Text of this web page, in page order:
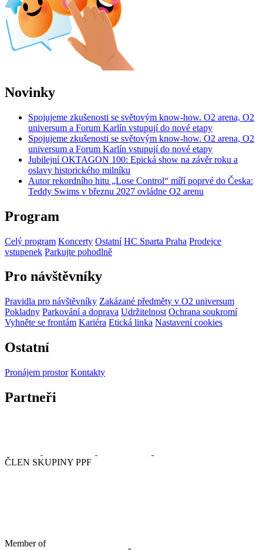
Novinky
Spojujeme zkušenosti se světovým know-how. O2 arena, O2
universum a Forum Karlín vstupují do nové etapy
Spojujeme zkušenosti se světovým know-how. O2 arena, O2
universum a Forum Karlín vstupují do nové etapy
Jubilejní OKTAGON 100: Epická show na závěr roku a
oslavy historického milníku
Autor rekordního hitu „Lose Control“ míří poprvé do Česka:
Teddy Swims v březnu 2027 ovládne O2 arenu
Program
Celý program Koncerty Ostatní HC Sparta Praha Prodejce
vstupenek Parkujte pohodlně
Pro návštěvníky
Pravidla pro návštěvníky Zakázané předměty v O2 universum
Pokladny Parkování a doprava Udržitelnost Ochrana soukromí
Vyhněte se frontám Kariéra Etická linka Nastavení cookies
Ostatní
Pronájem prostor Kontakty
Partneři
ČLEN SKUPINY PPF
Member of